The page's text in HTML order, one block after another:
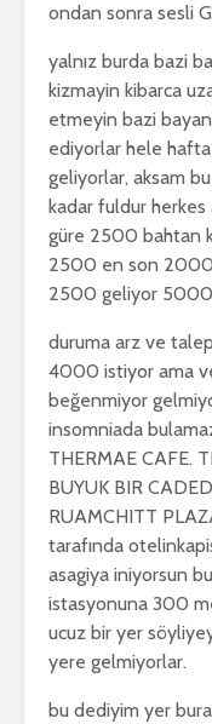
ondan sonra sesli
yalnız burda bazi
kizmayin kibarca
etmeyin bazi
ediyorlar hele
geliyorlar, aksam
kadar fuldur
güre 2500 bahtan
2500 en son
2500 geliyor
duruma arz ve
4000 istiyor ama
beğenmiyor
insomniada
THERMAE CAFE.
BUYUK BIR
RUAMCHITT
tarafında
asagiya iniyorsun
istasyonuna 300
ucuz bir yer
yere gelmiyorlar.
bu dediyim yer